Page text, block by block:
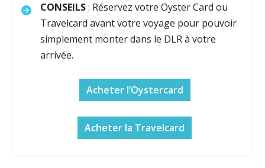
CONSEILS: Réservez votre Oyster Card ou
Travelcard avant votre voyage pour pouvoir
simplement monter dans le DLR à votre
arrivée.
Acheter l’Oystercard
Acheter la Travelcard